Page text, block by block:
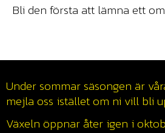
Bli den första att lämna ett
Under sommar säsongen är
mejla oss istället om ni vill bli
Växeln öppnar åter igen i